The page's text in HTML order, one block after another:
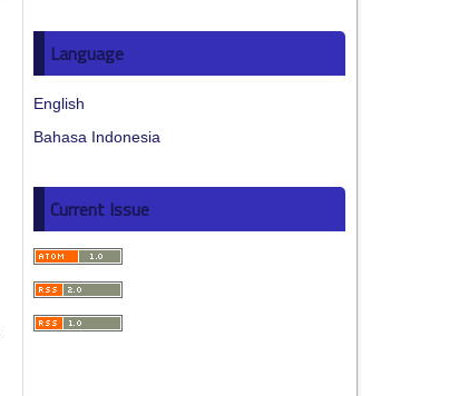
Language
English
Bahasa Indonesia
Current Issue